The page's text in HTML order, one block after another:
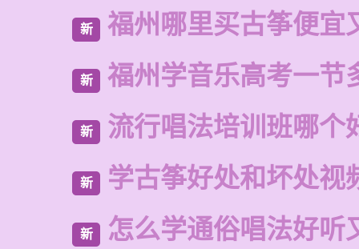
新 福州哪里买古筝便宜
新 福州学音乐高考一节
新 流行唱法培训班哪个
新 学古筝好处和坏处视
新 怎么学通俗唱法好听